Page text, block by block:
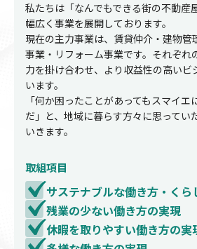
私たちは「なんでもできる街の不動産
幅広く事業を展開しております。
現在の主力事業は、賃貸仲介・建物管
事業・リフォーム事業です。それぞれ
力を掛け合わせ、より収益性の高いビ
います。
「何か困ったことがあってもスマイ
だ」と、地域に暮らす方々に思ってい
いきます。
取組項目
サステナブルな働き方・くら
残業の少ない働き方の実現
休暇を取りやすい働き方の実